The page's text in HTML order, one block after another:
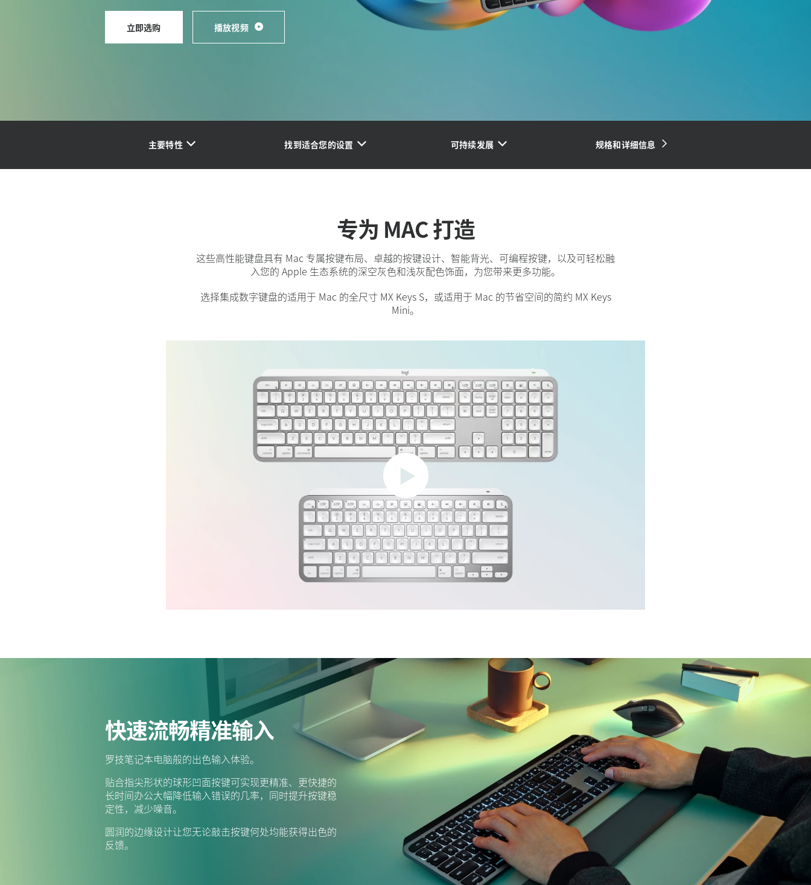
KEYS
键
立即选购 播放视频
主要特性 找到适合您的设置 可持续发展 规格和详细信息
专为 MAC 打造
这些高性能键盘具有 Mac 专属按键布局、卓越的按键设计、智能背光、可编程按键，以及可轻松融
入您的 Apple 生态系统的深空灰色和浅灰配色饰面，为您带来更多功能。
选择集成数字键盘的适用于 Mac 的全尺寸 MX Keys S，或适用于 Mac 的节省空间的简约 MX Keys
Mini。
快速流畅精准输入
罗技笔记本电脑般的出色输入体验。
贴合指尖形状的球形凹面按键可实现更精准、更快捷的
长时间办公大幅降低输入错误的几率，同时提升按键稳
定性，减少噪音。
圆润的边缘设计让您无论敲击按键何处均能获得出色的
反馈。